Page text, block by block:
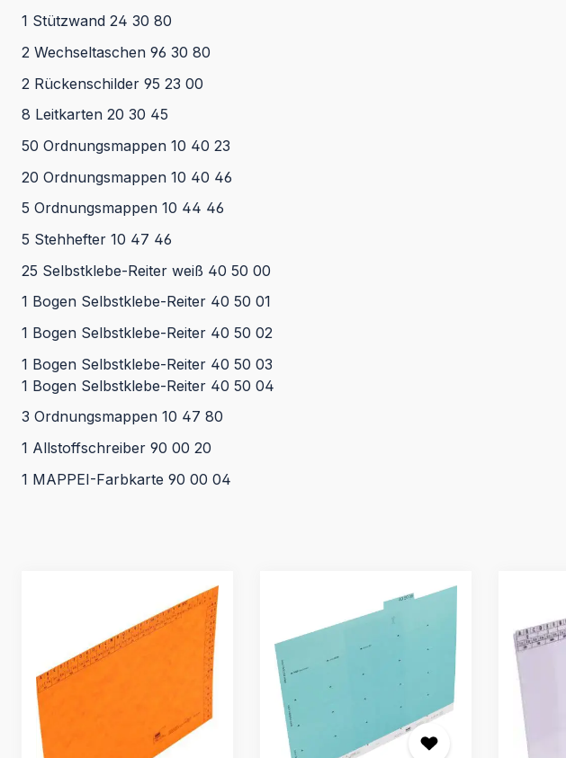
1 Stützwand 24 30 80
2 Wechseltaschen 96 30 80
2 Rückenschilder 95 23 00
8 Leitkarten 20 30 45
50 Ordnungsmappen 10 40 23
20 Ordnungsmappen 10 40 46
5 Ordnungsmappen 10 44 46
5 Stehhefter 10 47 46
25 Selbstklebe-Reiter weiß 40 50 00
1 Bogen Selbstklebe-Reiter 40 50 01
1 Bogen Selbstklebe-Reiter 40 50 02
1 Bogen Selbstklebe-Reiter 40 50 03
1 Bogen Selbstklebe-Reiter 40 50 04
3 Ordnungsmappen 10 47 80
1 Allstoffschreiber 90 00 20
1 MAPPEI-Farbkarte 90 00 04